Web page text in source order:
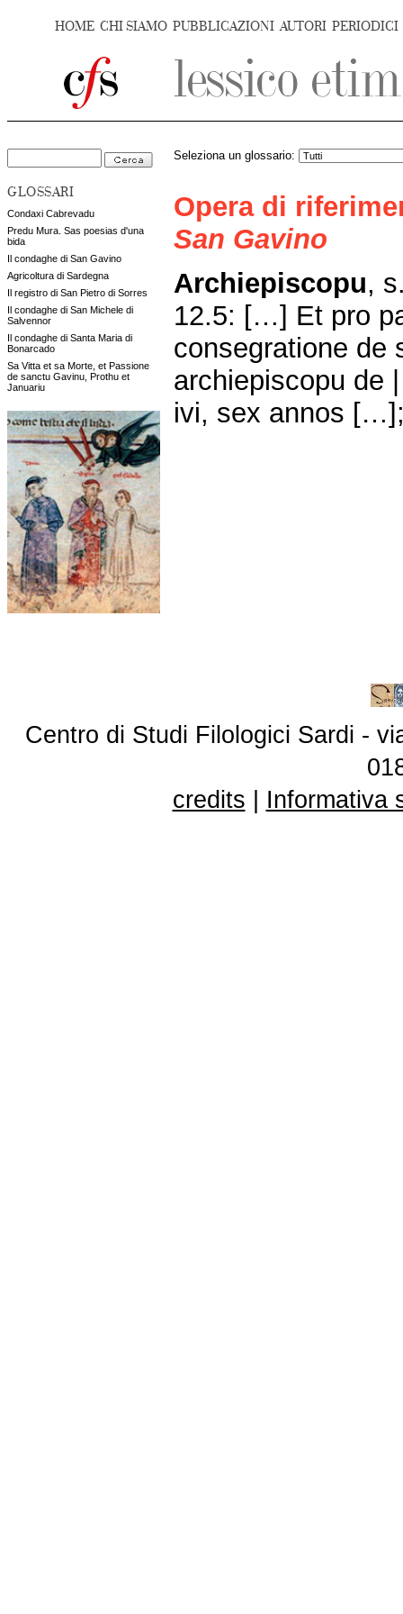
HOME CHI SIAMO PUBBLICAZIONI AUTORI PERIODICI
GLOSSARI
Condaxi Cabrevadu
Predu Mura. Sas poesias d'una
bida
Il condaghe di San Gavino
Agricoltura di Sardegna
Il registro di San Pietro di Sorres
Il condaghe di San Michele di
Salvennor
Il condaghe di Santa Maria di
Bonarcado
Sa Vitta et sa Morte, et Passione
de sanctu Gavinu, Prothu et
Januariu
Seleziona un glossario:
Opera di
San Gavino
Archiepiscopu,
12.5: […] Et pro
consegratione de
archiepiscopu de
ivi, sex annos
Centro di Studi Filologici Sardi -
credits
Informativa